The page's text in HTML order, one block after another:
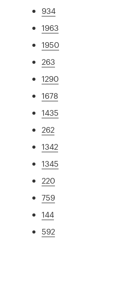
934
1963
1950
263
1290
1678
1435
262
1342
1345
220
759
144
592